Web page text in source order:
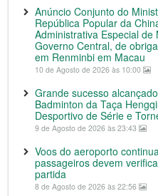
Anúncio Conjunto do
República Popular da
Administrativa Especial
Governo Central, de
em Renminbi em Macau
10 de Agosto de 2026 às 10:00
Grande sucesso
Badminton da Taça
Desportivo de Série e
9 de Agosto de 2026 às 23:43
Voos do aeroporto
passageiros devem
partida
8 de Agosto de 2026 às 22:56